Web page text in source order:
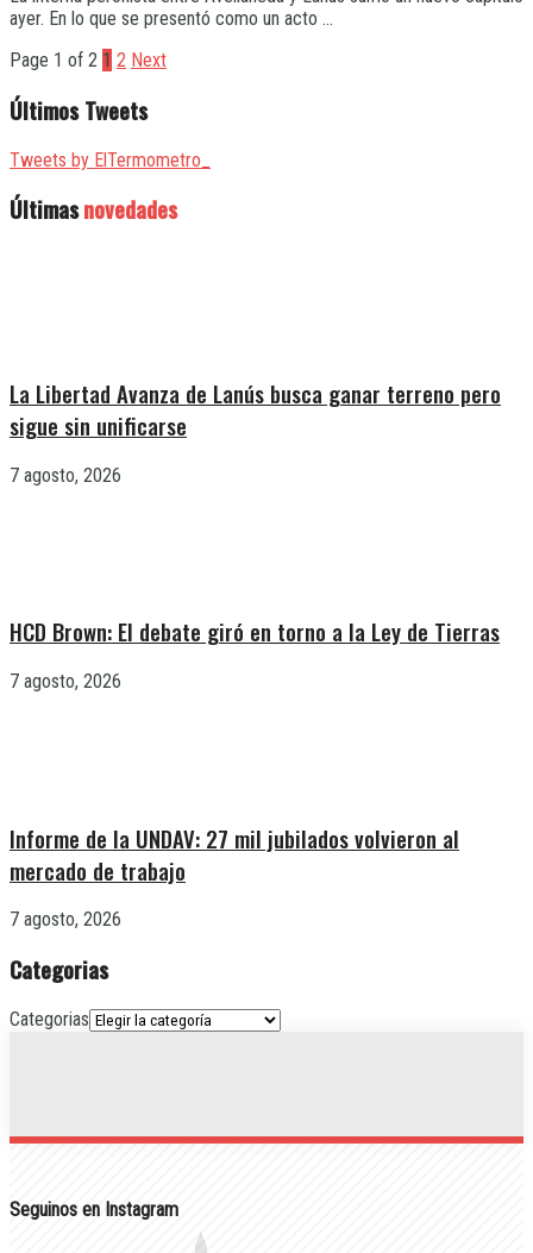
ayer. En lo que se presentó como un acto ...
Page 1 of 2 1 2 Next
Últimos Tweets
Tweets by ElTermometro_
Últimasnovedades
La Libertad Avanza de Lanús busca ganar terreno pero
sigue sin unificarse
7 agosto, 2026
HCD Brown: El debate giró en torno a la Ley de Tierras
7 agosto, 2026
Informe de la UNDAV: 27 mil jubilados volvieron al
mercado de trabajo
7 agosto, 2026
Categorias
Categorias
Seguinos en Instagram